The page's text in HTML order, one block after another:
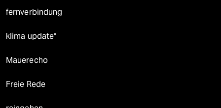
fernverbindung
klima update°
Mauerecho
Freie Rede